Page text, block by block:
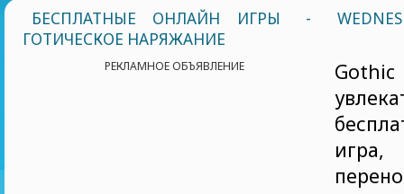
БЕСПЛАТНЫЕ ОНЛАЙН ИГРЫ -
ГОТИЧЕСКОЕ НАРЯЖАНИЕ
РЕКЛАМНОЕ ОБЪЯВЛЕНИЕ